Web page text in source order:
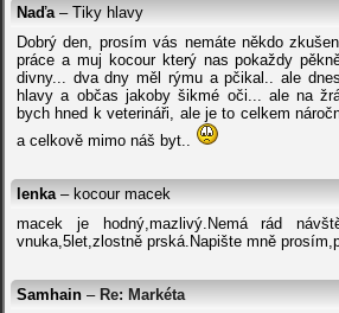
Naďa– Tiky hlavy
Dobrý den, prosím vás nemáte někdo
práce a muj kocour který nas pokaždy
divny... dva dny měl rýmu a pčikal.. ale
hlavy a občas jakoby šikmé oči... ale na
bych hned k veterináři, ale je to celkem
a celkově mimo náš byt..
lenka– kocour macek
macek je hodný,mazlivý.Nemá rád
vnuka,5let,zlostně prská.Napište mně
Samhain – Re: Markéta